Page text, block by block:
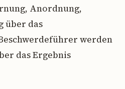
Anordnung,
über das
werden
das Ergebnis